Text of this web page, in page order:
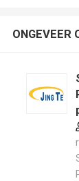
ONGEVEER